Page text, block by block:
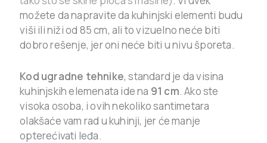
možete da napravite da kuhinjski elementi budu
viši ili niži od 85 cm, ali to vizuelno neće biti
dobro rešenje, jer oni neće biti u nivu šporeta.
Kod ugradne tehnike, standard je da visina
kuhinjskih elemenata ide na 91 cm. Ako ste
visoka osoba, i ovih nekoliko santimetara
olakšaće vam rad u kuhinji, jer će manje
opterećivati leđa.